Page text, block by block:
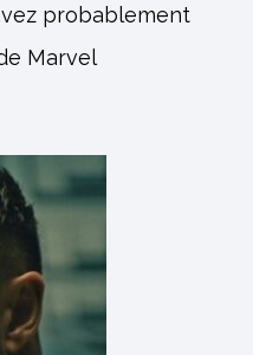
probablement
Marvel